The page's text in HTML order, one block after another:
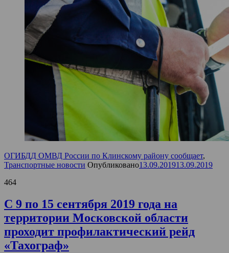
ОГИБДД ОМВД России по Клинскому району сообщает,
Транспортные новости Опубликовано13.09.201913.09.2019
464
C 9 по 15 сентября 2019 года на
территории Московской области
проходит профилактический рейд
«Тахограф»